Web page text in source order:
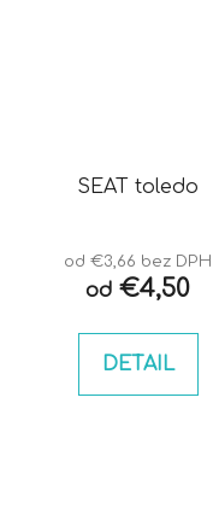
SEAT toledo
od €3,66 bez DPH
od €4,50
DETAIL